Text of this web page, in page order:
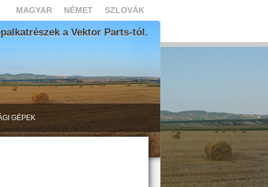
MAGYAR NÉMET SZLOVÁK
a Vektor Parts-tól.
GÉPEK